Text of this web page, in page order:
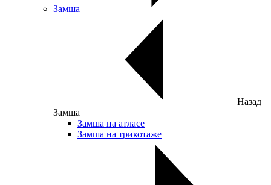
Замша
Назад
Замша
Замша на атласе
Замша на трикотаже